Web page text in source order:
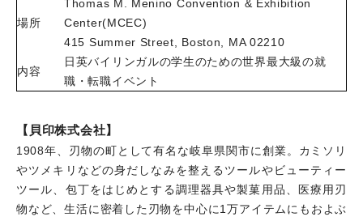
場所
Thomas M. Menino Convention & Exhibition
Center(MCEC)
415 Summer Street, Boston, MA 02210
内容
日英バイリンガルの学生のための世界最大級の就
職・転職イベント
【貝印株式会社】
1908年、刃物の町として有名な岐阜県関市に創業。カミソリ
やツメキリなどの身だしなみを整えるツールやビューティー
ツール、包丁をはじめとする調理器具や製菓用品、医療用刃
物など、生活に密着した刃物を中心に1万アイテムにもおよぶ